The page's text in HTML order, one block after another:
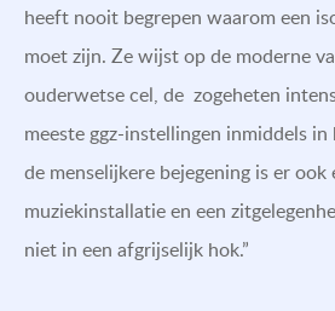
heeft nooit begrepen waarom een
moet zijn. Ze wijst op de moderne
ouderwetse cel, de zogeheten
meeste ggz-instellingen inmiddels in
de menselijkere bejegening is er ook
muziekinstallatie en een
niet in een afgrijselijk hok.”